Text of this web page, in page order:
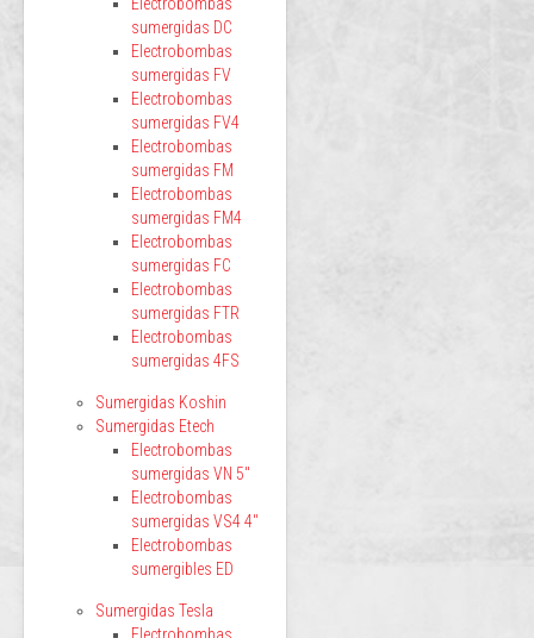
sumergidas DC
Electrobombas
sumergidas FV
Electrobombas
sumergidas FV4
Electrobombas
sumergidas FM
Electrobombas
sumergidas FM4
Electrobombas
sumergidas FC
Electrobombas
sumergidas FTR
Electrobombas
sumergidas 4FS
Sumergidas Koshin
Sumergidas Etech
Electrobombas
sumergidas VN 5"
Electrobombas
sumergidas VS4 4"
Electrobombas
sumergibles ED
Sumergidas Tesla